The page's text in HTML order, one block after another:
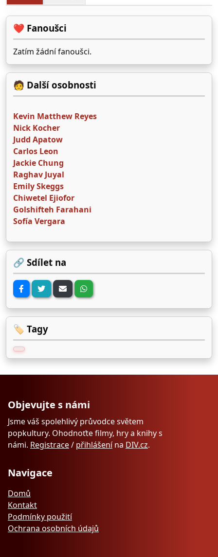
❤️ Fanoušci
Zatím žádní fanoušci.
🧑 Další osobnosti
Kevin Matthew Reyes
Nick Kocher
Judd Apatow
Carlos Leon
Jackie Chung
Raghav Juyal
Emily Skeggs
Chiwetel Ejiofor
Golshifteh Farahani
Sofía Vergara
🔗 Sdílet na
🏷️ Tagy
Objevujte s námi
Jsme váš spolehlivý průvodce světem
popkultury. Ohodnoťte filmy, hry a knihy s
námi. Registrace/ přihlášenína DIV.cz.
Navigace
Domů
Kontakt
Podmínky použití
Ochrana osobních údajů